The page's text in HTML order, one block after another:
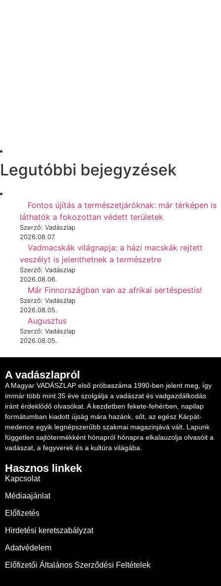
Legutóbbi bejegyzések
Fontos újítás a természetjáróknak: már térképen is
láthatók a fokozottan védett területek
Szerző: Vadászlap
2026.08.07.
Vadmacskák világnapja: a házi macskák rejtett
veszélyt is jelenthetnek a természetre
Szerző: Vadászlap
2026.08.06.
Már Finnországban van az afrikai sertéspestis!
Szerző: Vadászlap
2026.08.05.
Augusztus
Szerző: Vadászlap
2026.08.05.
A vadászlapról
A Magyar VADÁSZLAP első próbaszáma 1990-ben jelent meg, így
immár több mint 35 éve szolgálja a vadászat és vadgazdálkodás
iránt érdeklődő olvasókat. A kezdetben fekete-fehérben, napilap
formátumban kiadott újság mára hazánk, sőt, az egész Kárpát-
medence egyik legnépszerűbb szakmai magazinjává vált. Lapunk
független sajtótermékként hónapról hónapra elkalauzolja olvasóit a
vadászat, a fegyverek és a kultúra világába.
Hasznos linkek
Kapcsolat
Médiaajánlat
Előfizetés
Hirdetési keretszabályzat
Adatvédelem
Előfizetői Általános Szerződési Feltételek